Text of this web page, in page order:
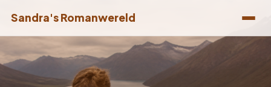
Sandra's Romanwereld